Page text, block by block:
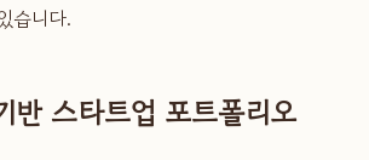
습니다.
반 스타트업 포트폴리오